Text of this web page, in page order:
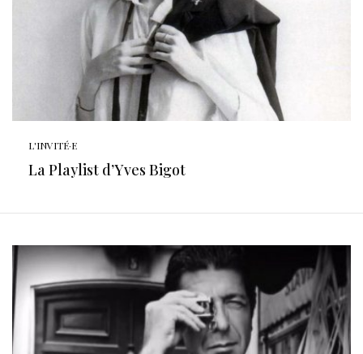
L'INVITÉ·E
La Playlist d’Yves Bigot